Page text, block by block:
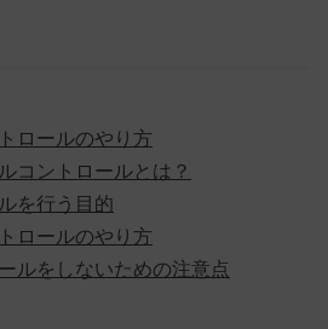
ロールのやり方
コントロールとは？
を行う目的
ロールのやり方
ルをしないための注意点